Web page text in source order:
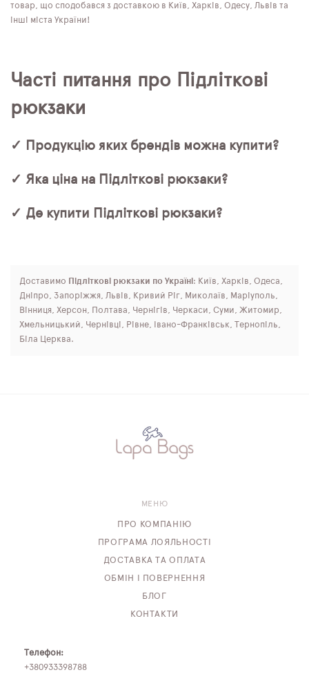
товар, що сподобався з доставкою в Київ, Харків, Одесу, Львів та
інші міста України!
Часті питання про Підліткові
рюкзаки
✓ Продукцію яких брендів можна купити?
✓ Яка ціна на Підліткові рюкзаки?
✓ Де купити Підліткові рюкзаки?
Доставимо Підліткові рюкзаки по Україні : Київ, Харків, Одеса,
Дніпро, Запоріжжя, Львів, Кривий Ріг, Миколаїв, Маріуполь,
Вінниця, Херсон, Полтава, Чернігів, Черкаси, Суми, Житомир,
Хмельницький, Чернівці, Рівне, Івано-Франківськ, Тернопіль,
Біла Церква.
МЕНЮ
ПРО КОМПАНІЮ
ПРОГРАМА ЛОЯЛЬНОСТІ
ДОСТАВКА ТА ОПЛАТА
ОБМІН І ПОВЕРНЕННЯ
БЛОГ
КОНТАКТИ
Телефон:
+380933398788